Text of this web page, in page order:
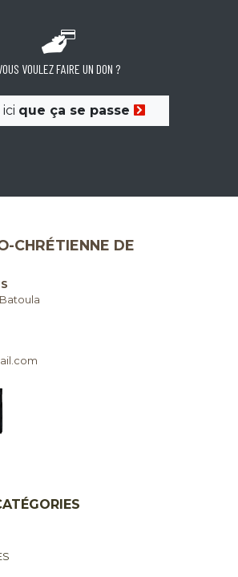
VOULEZ FAIRE UN DON ?
que ça se passe
CHRÉTIENNE DE